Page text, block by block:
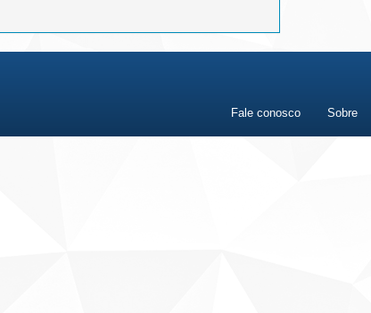
Fale conosco Sobre